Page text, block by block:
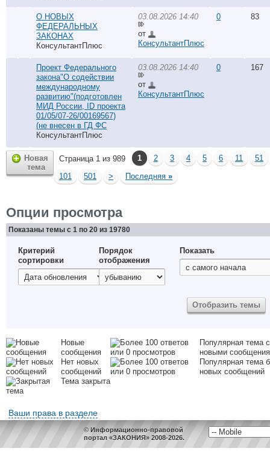
О НОВЫХ
ФЕДЕРАЛЬНЫХ
ЗАКОНАХ
КонсультантПлюс
03.08.2026 14:40
от
КонсультантПлюс
0 83
Проект Федерального
закона"О содействии
международному
развитию"(подготовлен
МИД России, ID проекта
01/05/07-26/00169567)
(не внесен в ГД ФС
КонсультантПлюс
03.08.2026 14:40
от
КонсультантПлюс
0 167
Новая
тема
Страница 1 из 989 1 2 3 4 5 6 11
51
101
501 > Последняя »
Опции просмотра
Показаны темы с 1 по 20 из 19780
Критерий
сортировки
Порядок
отображения
Показать
Новые
сообщения
Популярная тема с
новыми
Нет новых
сообщений
Популярная тема
новых сообщений
Тема закрыта
Ваши права в разделе
© Информационно-правовой
портал «ЗАКОНИЯ» 2008-2026.